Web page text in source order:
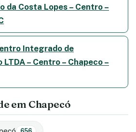
da Costa Lopes – Centro –
Integrado de
– Centro – Chapeco –
em Chapecó